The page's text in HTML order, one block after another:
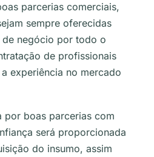
parcerias comerciais,
sempre oferecidas
negócio por todo o
de profissionais
experiência no mercado
por boas parcerias com
será proporcionada
do insumo, assim